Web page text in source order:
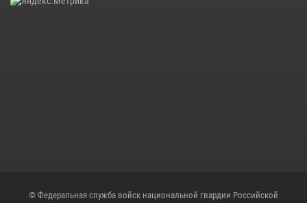
© Федеральная служба войск национальной гвардии Российской